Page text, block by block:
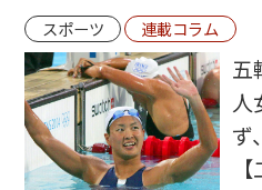
スポーツ 連載コラム
五
人
ず